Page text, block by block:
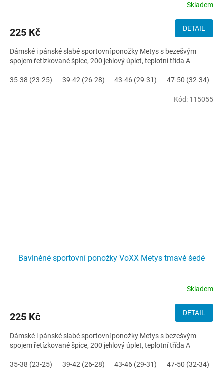
Skladem
225 Kč DETAIL
Dámské i pánské slabé sportovní ponožky Metys s bezešvým
spojem řetízkované špice, 200 jehlový úplet, teplotní třída A
35-38 (23-25) 39-42 (26-28) 43-46 (29-31) 47-50 (32-34)
Bavlněné sportovní ponožky VoXX Metys tmavě šedé
Skladem
225 Kč DETAIL
Dámské i pánské slabé sportovní ponožky Metys s bezešvým
spojem řetízkované špice, 200 jehlový úplet, teplotní třída A
35-38 (23-25) 39-42 (26-28) 43-46 (29-31) 47-50 (32-34)
Kód: 115055